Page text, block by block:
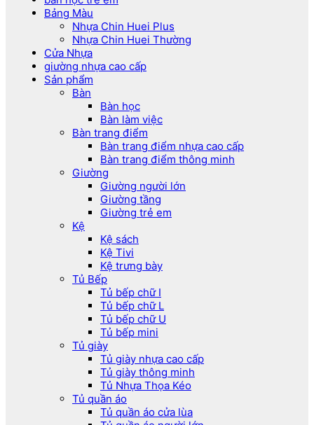
Bảng Màu
Nhựa Chin Huei Plus
Nhựa Chin Huei Thường
Cửa Nhựa
giường nhựa cao cấp
Sản phẩm
Bàn
Bàn học
Bàn làm việc
Bàn trang điểm
Bàn trang điểm nhựa cao cấp
Bàn trang điểm thông minh
Giường
Giường người lớn
Giường tầng
Giường trẻ em
Kệ
Kệ sách
Kệ Tivi
Kệ trưng bày
Tủ Bếp
Tủ bếp chữ I
Tủ bếp chữ L
Tủ bếp chữ U
Tủ bếp mini
Tủ giày
Tủ giày nhựa cao cấp
Tủ giày thông minh
Tủ Nhựa Thọa Kéo
Tủ quần áo
Tủ quần áo cửa lùa